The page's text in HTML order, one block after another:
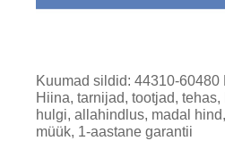
Kuumad sildid: 44310-
Hiina, tarnijad, tootjad,
hulgi, allahindlus, madal
müük, 1-aastane garantii